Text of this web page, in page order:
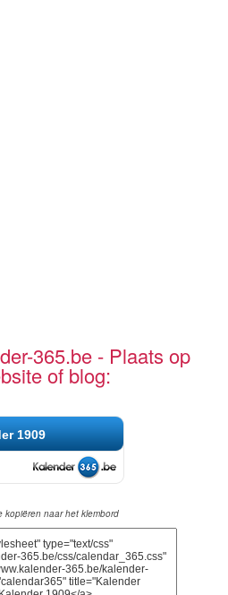
365.be - Plaats op
of blog:
1909
kopiëren naar het klembord